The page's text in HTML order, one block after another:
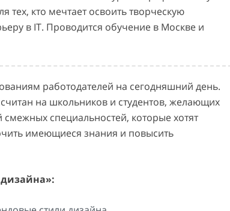
тех, кто мечтает освоить творческую
в IT. Проводится обучение в Москве и
работодателей на сегодняшний день.
на школьников и студентов, желающих
специальностей, которые хотят
имеющиеся знания и повысить